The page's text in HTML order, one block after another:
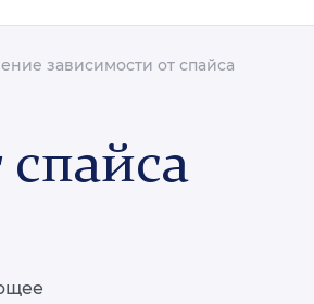
зависимости от спайса